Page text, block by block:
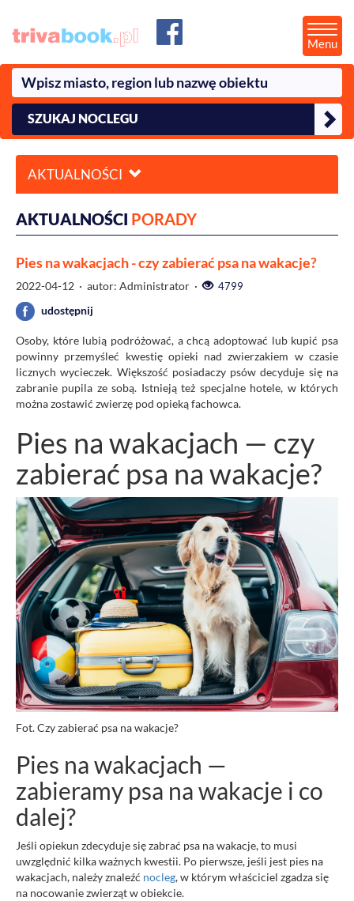
Menu
SZUKAJ NOCLEGU
AKTUALNOŚCI
AKTUALNOŚCI PORADY
Pies na wakacjach - czy zabierać psa na wakacje?
2022-04-12 · autor: Administrator · 4799
udostępnij
Osoby, które lubią podróżować, a chcą adoptować lub kupić psa
powinny przemyśleć kwestię opieki nad zwierzakiem w czasie
licznych wycieczek. Większość posiadaczy psów decyduje się na
zabranie pupila ze sobą. Istnieją też specjalne hotele, w których
można zostawić zwierzę pod opieką fachowca.
Pies na wakacjach — czy
zabierać psa na wakacje?
Fot. Czy zabierać psa na wakacje?
Pies na wakacjach —
zabieramy psa na wakacje i co
dalej?
Jeśli opiekun zdecyduje się zabrać psa na wakacje, to musi
uwzględnić kilka ważnych kwestii. Po pierwsze, jeśli jest pies na
wakacjach, należy znaleźć nocleg, w którym właściciel zgadza się
na nocowanie zwierząt w obiekcie.